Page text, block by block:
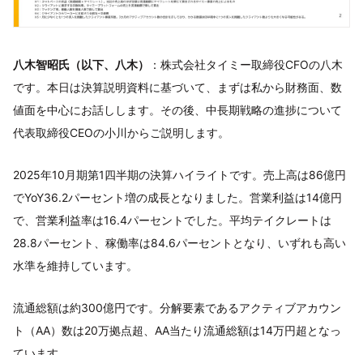
八木智昭氏（以下、八木）
：株式会社タイミー取締役CFOの八木
です。本日は決算説明資料に基づいて、まずは私から財務面、数
値面を中心にお話しします。その後、中長期戦略の進捗について
代表取締役CEOの小川からご説明します。
2025年10月期第1四半期の決算ハイライトです。売上高は86億円
でYoY36.2パーセント増の成長となりました。営業利益は14億円
で、営業利益率は16.4パーセントでした。平均テイクレートは
28.8パーセント、稼働率は84.6パーセントとなり、いずれも高い
水準を維持しています。
流通総額は約300億円です。分解要素であるアクティブアカウン
ト（AA）数は20万拠点超、AA当たり流通総額は14万円超となっ